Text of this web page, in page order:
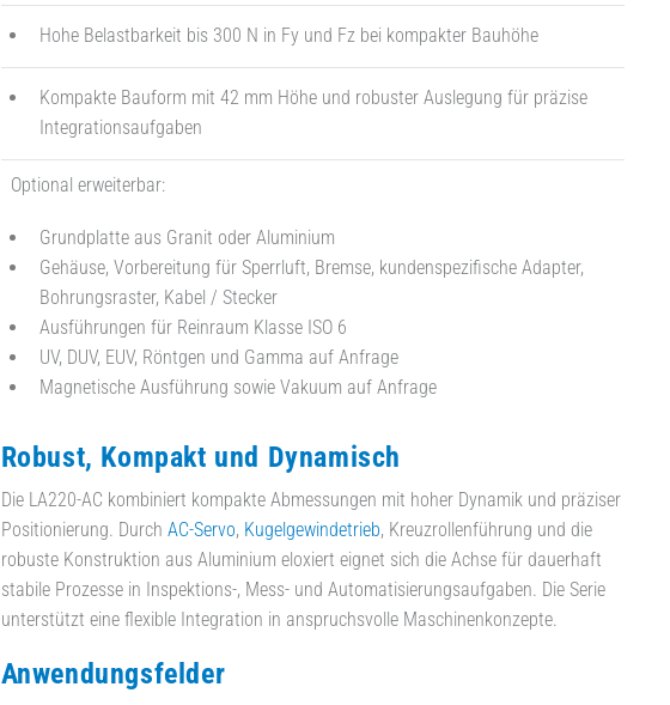
Hohe Belastbarkeit bis 300 N in Fy und Fz bei kompakter Bauhöhe
Kompakte Bauform mit 42 mm Höhe und robuster Auslegung für präzise
Integrationsaufgaben
Optional erweiterbar:
Grundplatte aus Granit oder Aluminium
Gehäuse, Vorbereitung für Sperrluft, Bremse, kundenspezifische Adapter,
Bohrungsraster, Kabel / Stecker
Ausführungen für Reinraum Klasse ISO 6
UV, DUV, EUV, Röntgen und Gamma auf Anfrage
Magnetische Ausführung sowie Vakuum auf Anfrage
Robust, Kompakt und Dynamisch
Die LA220-AC kombiniert kompakte Abmessungen mit hoher Dynamik und präziser
Positionierung. Durch AC-Servo, Kugelgewindetrieb, Kreuzrollenführung und die
robuste Konstruktion aus Aluminium eloxiert eignet sich die Achse für dauerhaft
stabile Prozesse in Inspektions-, Mess- und Automatisierungsaufgaben. Die Serie
unterstützt eine flexible Integration in anspruchsvolle Maschinenkonzepte.
Anwendungsfelder